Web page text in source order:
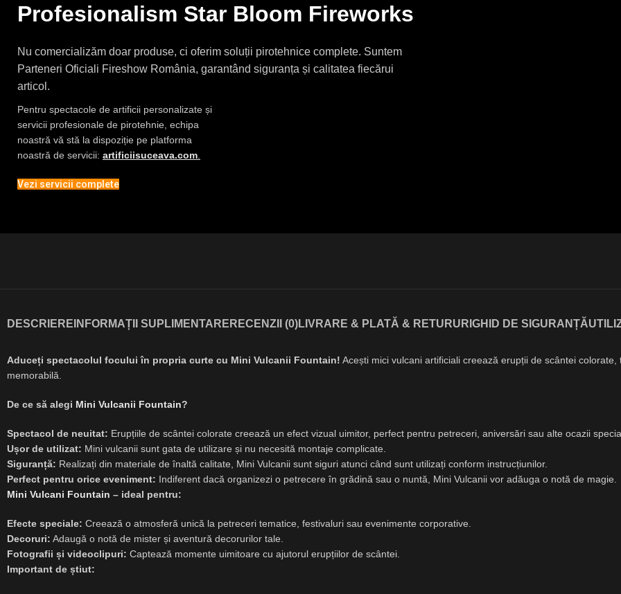
Profesionalism Star Bloom Fireworks
Nu comercializăm doar produse, ci oferim soluții pirotehnice complete. Suntem
Parteneri Oficiali Fireshow România, garantând siguranța și calitatea fiecărui
articol.
Pentru spectacole de artificii personalizate și
servicii profesionale de pirotehnie, echipa
noastră vă stă la dispoziție pe platforma
noastră de servicii: artificiisuceava.com
Vezi servicii complete
DESCRIERE INFORMAȚII SUPLIMENTARE RECENZII (0)LIVRARE & PLATĂ & RETURURI GHID DE SIGURANȚĂ
Aduceți spectacolul focului în propria curte cu Mini Vulcanii Fountain! Acești mici vulcani artificiali creează erupții de scântei
memorabilă.
De ce să alegi Mini Vulcanii Fountain?
Spectacol de neuitat: Erupțiile de scântei colorate creează un efect vizual uimitor, perfect pentru petreceri, aniversări sau alte ocazii
Ușor de utilizat: Mini vulcanii sunt gata de utilizare și nu necesită montaje complicate.
Siguranță: Realizați din materiale de înaltă calitate, Mini Vulcanii sunt siguri atunci când sunt utilizați conform instrucțiunilor.
Perfect pentru orice eveniment: Indiferent dacă organizezi o petrecere în grădină sau o nuntă, Mini Vulcanii vor adăuga o notă de magie.
Mini Vulcani Fountain – ideal pentru:
Efecte speciale: Creează o atmosferă unică la petreceri tematice, festivaluri sau evenimente corporative.
Decoruri: Adaugă o notă de mister și aventură decorurilor tale.
Fotografii și videoclipuri: Captează momente uimitoare cu ajutorul erupțiilor de scântei.
Important de știut: